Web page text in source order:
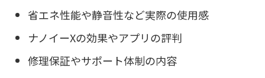
省エネ性能や静音性など実際の使用感
ナノイーXの効果やアプリの評判
修理保証やサポート体制の内容